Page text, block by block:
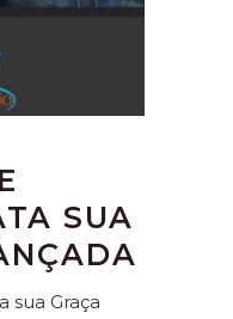
SUA
sua Graça